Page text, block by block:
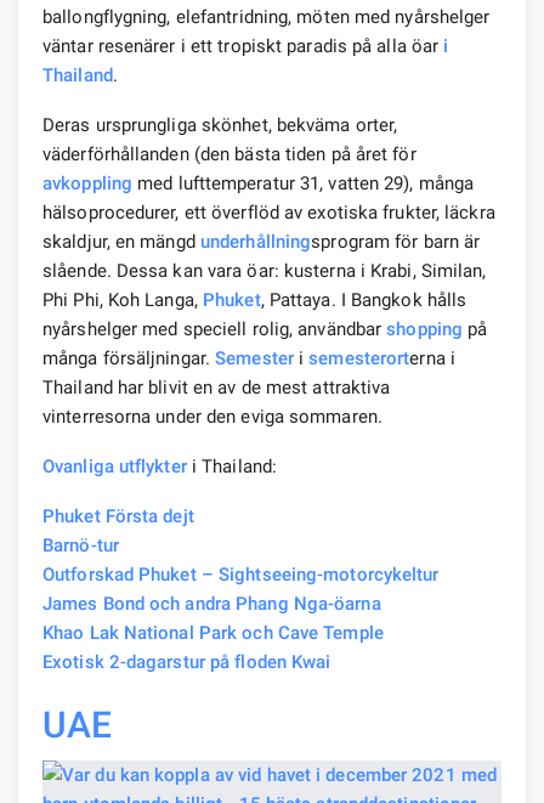
ballongflygning, elefantridning, möten med nyårshelger
väntar resenärer i ett tropiskt paradis på alla öar i
Thailand.
Deras ursprungliga skönhet, bekväma orter,
väderförhållanden (den bästa tiden på året för
avkoppling med lufttemperatur 31, vatten 29), många
hälsoprocedurer, ett överflöd av exotiska frukter, läckra
skaldjur, en mängd underhållningsprogram för barn är
slående. Dessa kan vara öar: kusterna i Krabi, Similan,
Phi Phi, Koh Langa, Phuket, Pattaya. I Bangkok hålls
nyårshelger med speciell rolig, användbarshopping på
många försäljningar.Semesterisemesterorterna i
Thailand har blivit en av de mest attraktiva
vinterresorna under den eviga sommaren.
Ovanliga utflykteri Thailand:
Phuket Första dejt
Barnö-tur
Outforskad Phuket – Sightseeing-motorcykeltur
James Bond och andra Phang Nga-öarna
Khao Lak National Park och Cave Temple
Exotisk 2-dagarstur på floden Kwai
UAE